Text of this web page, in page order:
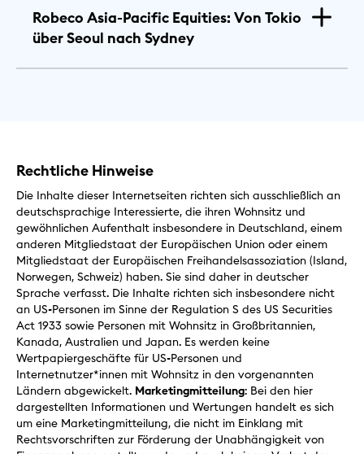
Robeco Asia‑Pacific Equities: Von Tokio
über Seoul nach Sydney
Rechtliche Hinweise
Die Inhalte dieser Internetseiten richten sich ausschließlich an
deutschsprachige Interessierte, die ihren Wohnsitz und
gewöhnlichen Aufenthalt insbesondere in Deutschland, einem
anderen Mitgliedstaat der Europäischen Union oder einem
Mitgliedstaat der Europäischen Freihandelsassoziation (Island,
Norwegen, Schweiz) haben. Sie sind daher in deutscher
Sprache verfasst. Die Inhalte richten sich insbesondere nicht
an US-Personen im Sinne der Regulation S des US Securities
Act 1933 sowie Personen mit Wohnsitz in Großbritannien,
Kanada, Australien und Japan. Es werden keine
Wertpapiergeschäfte für US-Personen und
Internetnutzer*innen mit Wohnsitz in den vorgenannten
Ländern abgewickelt. Marketingmitteilung: Bei den hier
dargestellten Informationen und Wertungen handelt es sich
um eine Marketingmitteilung, die nicht im Einklang mit
Rechtsvorschriften zur Förderung der Unabhängigkeit von